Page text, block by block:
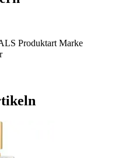
Produktart Marke